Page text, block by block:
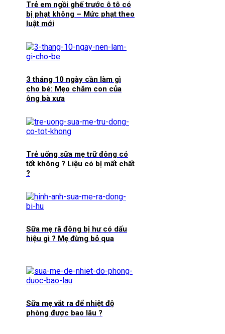
Trẻ em ngồi ghế trước ô tô có
bị phạt không – Mức phạt theo
luật mới
3 tháng 10 ngày cần làm gì
cho bé: Mẹo chăm con của
ông bà xưa
Trẻ uống sữa mẹ trữ đông có
tốt không ? Liệu có bị mất chất
?
Sữa mẹ rã đông bị hư có dấu
hiệu gì ? Mẹ đừng bỏ qua
Sữa mẹ vắt ra để nhiệt độ
phòng được bao lâu ?